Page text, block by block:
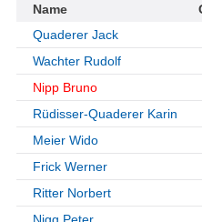
Name
Quaderer Jack
Wachter Rudolf
Nipp Bruno
Rüdisser-Quaderer Karin
Meier Wido
Frick Werner
Ritter Norbert